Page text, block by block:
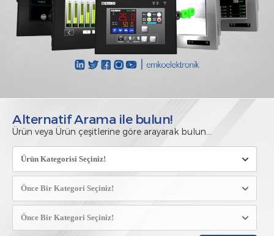
Alternatif Arama ile bulun!
Ürün veya Ürün çeşitlerine göre arayarak bulun...